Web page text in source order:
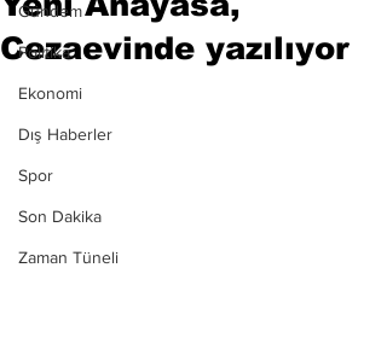
Gündem
Politika
Ekonomi
Dış Haberler
Spor
Son Dakika
Zaman Tüneli
Cezaevinde yazılıyor